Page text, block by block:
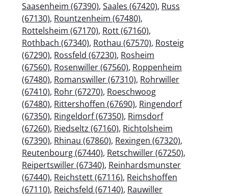
Saasenheim (67390), Saales (67420), Russ
(67130), Rountzenheim (67480),
Rottelsheim (67170), Rott (67160),
Rothbach (67340), Rothau (67570), Rosteig
(67290), Rossfeld (67230), Rosheim
(67560), Rosenwiller (67560), Roppenheim
(67480), Romanswiller (67310), Rohrwiller
(67410), Rohr (67270), Roeschwoog
(67480), Rittershoffen (67690), Ringendorf
(67350), Ringeldorf (67350), Rimsdorf
(67260), Riedseltz (67160), Richtolsheim
(67390), Rhinau (67860), Rexingen (67320),
Reutenbourg (67440), Retschwiller (67250),
Reipertswiller (67340), Reinhardsmunster
(67440), Reichstett (67116), Reichshoffen
(67110), Reichsfeld (67140), Rauwiller